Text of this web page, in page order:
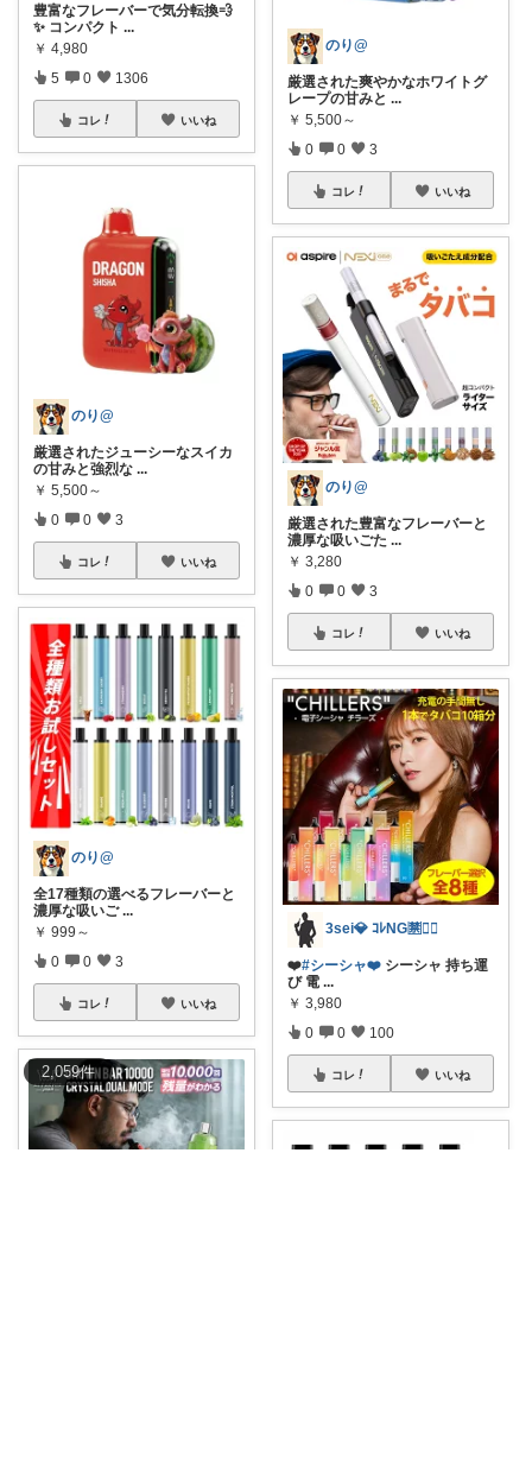
2,059件
豊富なフレーバーで気分転換💨
✨ コンパクト ...
￥ 4,980
5 0 1306
コレ いいね
のり@
厳選されたジューシーなスイカ
の甘みと強烈な ...
￥ 5,500～
0 0 3
コレ いいね
のり@
全17種類の選べるフレーバーと
濃厚な吸いご ...
￥ 999～
0 0 3
コレ いいね
のり@
厳選された爽やかなホワイトグ
レープの甘みと ...
￥ 5,500～
0 0 3
コレ いいね
のり@
厳選された豊富なフレーバーと
濃厚な吸いごた ...
￥ 3,280
0 0 3
コレ いいね
3sei💎 ｺﾚNG🈲🙅‍♀️
❤️#シーシャ❤️ シーシャ 持ち運
び 電 ...
￥ 3,980
0 0 100
コレ いいね